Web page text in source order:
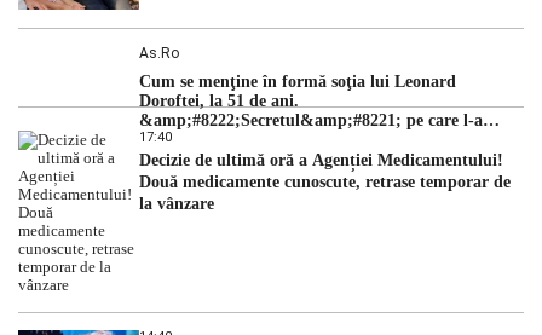
As.ro
Cum se menţine în formă soţia lui Leonard
Doroftei, la 51 de ani.
&amp;#8222;Secretul&amp;#8221; pe care l-a
dezvăluit
17:40
Decizie de ultimă oră a Agenției Medicamentului!
Două medicamente cunoscute, retrase temporar de
la vânzare